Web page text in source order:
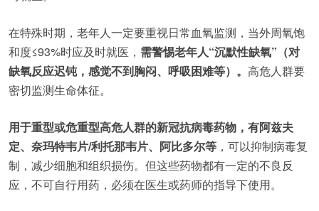
在特殊时期，老年人一定要重视日常血氧监测，当外周氧饱
和度≤93%时应及时就医， 需警惕老年人“沉默性缺氧”（对
缺氧反应迟钝，感觉不到胸闷、呼吸困难等）。 高危人群要
密切监测生命体征。
用于重型或危重型高危人群的新冠抗病毒药物，有阿兹夫
定、奈玛特韦片/利托那韦片、阿比多尔等 ，可以抑制病毒复
制，减少细胞和组织损伤。但这些药物都有一定的不良反
应，不可自行用药，必须在医生或药师的指导下使用。